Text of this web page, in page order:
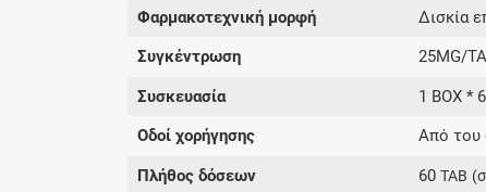
Φαρμακοτεχνική μορφή Δισκία
Συγκέντρωση 25MG/
Συσκευασία 1 BOX *
Οδοί χορήγησης Από του
Πλήθος δόσεων 60TAB